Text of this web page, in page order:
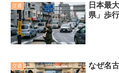
交通
日本最
県」歩
交通 なぜ名